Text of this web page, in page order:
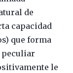
de
capacidad
que forma
peculiar
le